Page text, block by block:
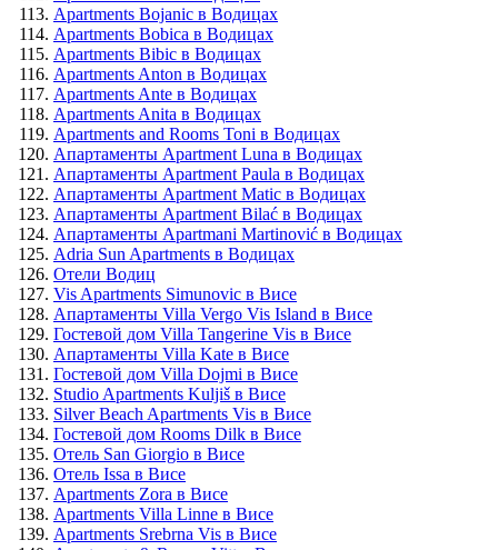
Apartments Bojanic в Водицах
Apartments Bobica в Водицах
Apartments Bibic в Водицах
Apartments Anton в Водицах
Apartments Ante в Водицах
Apartments Anita в Водицах
Apartments and Rooms Toni в Водицах
Апартаменты Apartment Luna в Водицах
Апартаменты Apartment Paula в Водицах
Апартаменты Apartment Matic в Водицах
Апартаменты Apartment Bilać в Водицах
Апартаменты Apartmani Martinović в Водицах
Adria Sun Apartments в Водицах
Отели Водиц
Vis Apartments Simunovic в Висе
Апартаменты Villa Vergo Vis Island в Висе
Гостевой дом Villa Tangerine Vis в Висе
Апартаменты Villa Kate в Висе
Гостевой дом Villa Dojmi в Висе
Studio Apartments Kuljiš в Висе
Silver Beach Apartments Vis в Висе
Гостевой дом Rooms Dilk в Висе
Отель San Giorgio в Висе
Отель Issa в Висе
Apartments Zora в Висе
Apartments Villa Linne в Висе
Apartments Srebrna Vis в Висе